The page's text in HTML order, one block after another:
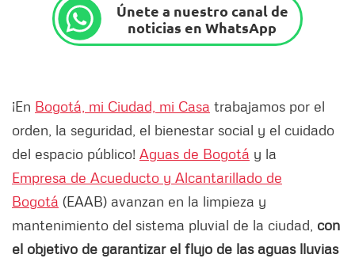
Únete a nuestro canal de
noticias en WhatsApp
¡En Bogotá, mi Ciudad, mi Casa trabajamos por el
orden, la seguridad, el bienestar social y el cuidado
del espacio público! Aguas de Bogotá y la
Empresa de Acueducto y Alcantarillado de
Bogotá (EAAB) avanzan en la limpieza y
mantenimiento del sistema pluvial de la ciudad, con
el objetivo de garantizar el flujo de las aguas lluvias